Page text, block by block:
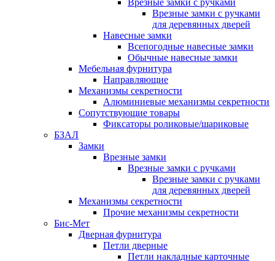
Врезные замки с ручками
Врезные замки с ручками
для деревянных дверей
Навесные замки
Всепогодные навесные замки
Обычные навесные замки
Мебельная фурнитура
Направляющие
Механизмы секретности
Алюминиевые механизмы секретности
Сопутствующие товары
Фиксаторы роликовые/шариковые
БЗАЛ
Замки
Врезные замки
Врезные замки с ручками
Врезные замки с ручками
для деревянных дверей
Механизмы секретности
Прочие механизмы секретности
Бис-Мет
Дверная фурнитура
Петли дверные
Петли накладные карточные